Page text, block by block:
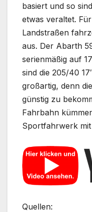
basiert und so
etwas veraltet.
Landstraßen
aus. Der Abarth
serienmäßig auf
sind die 205/40
großartig, denn
günstig zu
Fahrbahn
Sportfahrwerk
Quellen: